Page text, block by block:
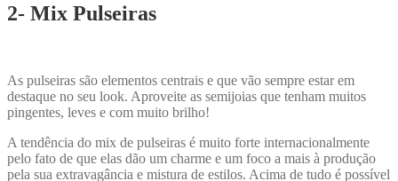
2- Mix Pulseiras
As pulseiras são elementos centrais e que vão sempre estar em
destaque no seu look. Aproveite as semijoias que tenham muitos
pingentes, leves e com muito brilho!
A tendência do mix de pulseiras é muito forte internacionalmente
pelo fato de que elas dão um charme e um foco a mais à produção
pela sua extravagância e mistura de estilos. Acima de tudo é possível